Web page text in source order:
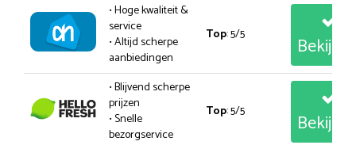
• Hoge kwaliteit &
service
• Altijd scherpe
aanbiedingen
Top: 5/5
• Blijvend scherpe
prijzen
• Snelle
bezorgservice
Top: 5/5